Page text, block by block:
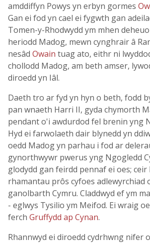
amddiffyn Powys yn erbyn gormes
Gan ei fod yn cael ei fygwth gan
Tomen-y-Rhodwydd ym mhen
heriodd Madog, mewn cynghrair â
nesâd Owain tuag ato, eithr ni
chollodd Madog, am beth amser,
diroedd yn Iâl.
Daeth tro ar fyd yn hyn o beth, fodd
pan wnaeth Harri II, gyda chymorth
pendant o'i awdurdod fel brenin yng
Hyd ei farwolaeth dair blynedd yn
oedd Madog yn parhau i fod ar
gynorthwywr pwerus yng Ngogledd
glodydd gan feirdd pennaf ei oes; ceir
rhamantau prôs cyfoes adlewyrchiad
ganolbarth Cymru. Claddwyd ef ym
- eglwys Tysilio ym Meifod. Ei wraig
ferch Gruffydd ap Cynan.
Rhannwyd ei diroedd cydrhwng nifer